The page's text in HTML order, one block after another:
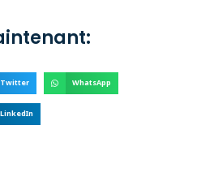
Twitter WhatsApp
LinkedIn